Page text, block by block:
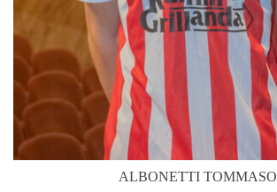
ALBONETTI TOMMASO